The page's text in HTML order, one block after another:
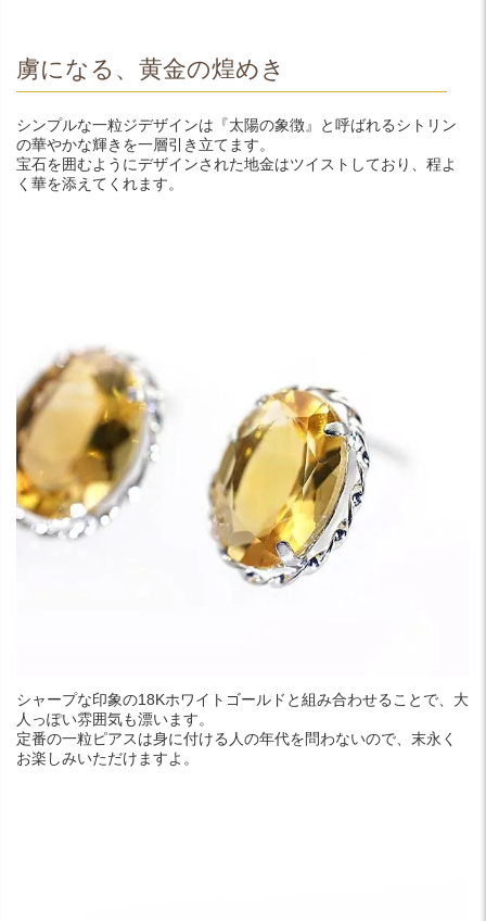
虜になる、黄金の煌めき
シンプルな一粒ジデザインは『太陽の象徴』と呼ばれるシトリン
の華やかな輝きを一層引き立てます。
宝石を囲むようにデザインされた地金はツイストしており、程よ
く華を添えてくれます。
シャープな印象の18Kホワイトゴールドと組み合わせることで、大
人っぽい雰囲気も漂います。
定番の一粒ピアスは身に付ける人の年代を問わないので、末永く
お楽しみいただけますよ。